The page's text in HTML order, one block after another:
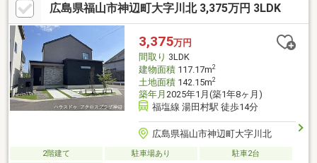
広島県福山市神辺町大字川北 3,375万円 3LDK
3,375万円
間取り 3LDK
建物面積117.17m2
土地面積142.15m2
築年月 2025年1月(築1年8ヶ月)
福塩線 湯田村駅 徒歩14分
広島県福山市神辺町大字川北
2階建て 駐車場あり
駐車2台